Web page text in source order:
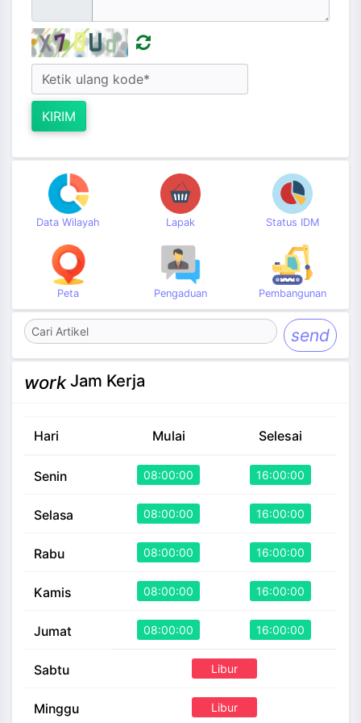
KIRIM
Data Wilayah Lapak Status IDM
Peta Pengaduan Pembangunan
send
workJam Kerja
Hari Mulai Selesai
Senin 08:00:00 16:00:00
Selasa 08:00:00 16:00:00
Rabu 08:00:00 16:00:00
Kamis 08:00:00 16:00:00
Jumat 08:00:00 16:00:00
Sabtu Libur
Minggu Libur